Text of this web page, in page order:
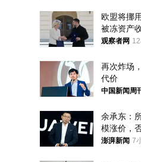
欧盟将挪
被冻资产
供援助
观察者网
再次炸场
代价
中国新闻周
余承东：
模涨价，
澎湃新闻 7